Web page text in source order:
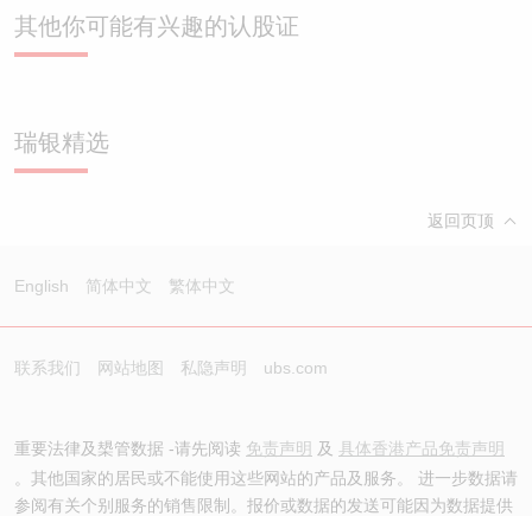
其他你可能有兴趣的认股证
瑞银精选
返回页顶
English 简体中文 繁体中文
联系我们 网站地图 私隐声明 ubs.com
重要法律及槼管数据 -请先阅读 免责声明 及 具体香港产品免责声明
。其他国家的居民或不能使用这些网站的产品及服务。 进一步数据请
参阅有关个别服务的销售限制。报价或数据的发送可能因为数据提供